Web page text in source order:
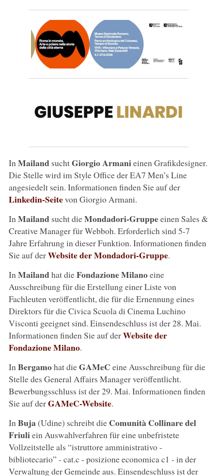
In Mailand suchtGiorgio Armanieinen Grafikdesigner.
Die Stelle wird im Style Office der EA7 Men’s Line
angesiedelt sein. Informationen finden Sie auf der
Linkedin-Seitevon Giorgio Armani.
In Mailand sucht dieMondadori-Gruppeeinen Sales &
Creative Manager für Webboh. Erforderlich sind 5-7
Jahre Erfahrung in dieser Funktion. Informationen finden
Sie auf derWebsite der Mondadori-Gruppe.
In Mailandhat dieFondazione Milanoeine
Ausschreibung für die Erstellung einer Liste von
Fachleuten veröffentlicht, die für die Ernennung eines
Direktors für die Civica Scuola di Cinema Luchino
Visconti geeignet sind. Einsendeschluss ist der 28. Mai.
Informationen finden Sie auf derWebsite der
Fondazione Milano.
In Bergamohat dieGAMeC eine Ausschreibung für die
Stelle des General Affairs Manager veröffentlicht.
Bewerbungsschluss ist der 29. Mai. Informationen finden
Sie auf derGAMeC-Website.
In Buja(Udine) schreibt die Comunità Collinare del
Friuliein Auswahlverfahren für eine unbefristete
Vollzeitstelle als “istruttore amministrativo -
bibliotecario” - cat.c - posizione economica c1 - in der
Verwaltung der Gemeinde aus. Einsendeschluss ist der